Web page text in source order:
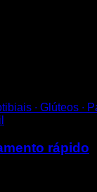
∙ Glúteos ∙
rápido